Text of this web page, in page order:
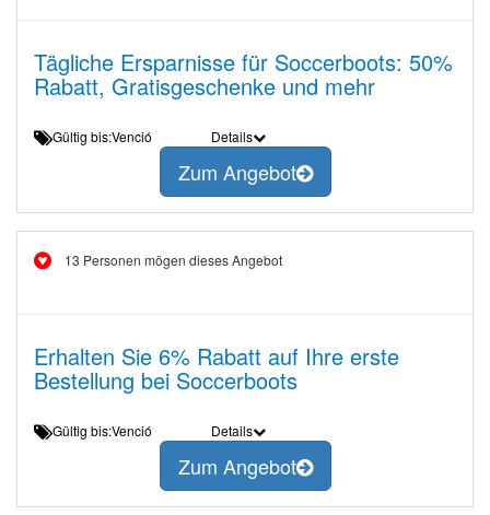
Tägliche Ersparnisse für Soccerboots: 50%
Rabatt, Gratisgeschenke und mehr
Gültig bis:Venció Details
Zum Angebot
13 Personen mögen dieses Angebot
Erhalten Sie 6% Rabatt auf Ihre erste
Bestellung bei Soccerboots
Gültig bis:Venció Details
Zum Angebot